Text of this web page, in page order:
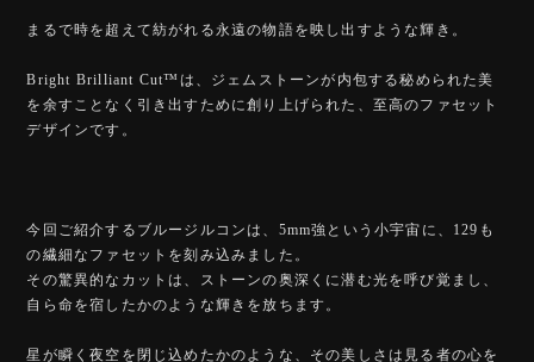
まるで時を超えて紡がれる永遠の物語を映し出すような輝き。
Bright Brilliant Cut™️は、ジェムストーンが内包する秘められた美
を余すことなく引き出すために創り上げられた、至高のファセット
デザインです。
今回ご紹介するブルージルコンは、5mm強という小宇宙に、129も
の繊細なファセットを刻み込みました。
その驚異的なカットは、ストーンの奥深くに潜む光を呼び覚まし、
自ら命を宿したかのような輝きを放ちます。
星が瞬く夜空を閉じ込めたかのような、その美しさは見る者の心を